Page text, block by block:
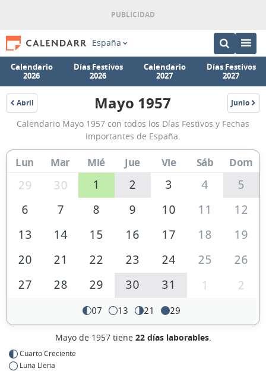
España
Calendario
2026
Días Festivos
2026
Calendario
2027
Días Festivos
2027
Abril
1957
Calendario
Mayo
1957
de
España
Mayo 1957 Junio
1957
Calendario Mayo 1957 con todos los Días Festivos y Fechas
Importantes de España.
Lun Mar Mié Jue Vie Sáb Dom
29 30 1 2 3 4
5
6
7 8 9 10 11
12
13
14 15 16 17 18
19
20
21 22 23 24 25
26
27
28 29 30 31 1 2
07 13 21 29
Mayo de 1957 tiene 22 días laborables.
Cuarto Creciente
Luna Llena